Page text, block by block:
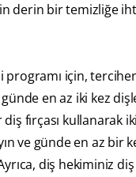
derin bir temizliğe
programı için,
en az iki kez
diş fırçası kullanarak
ve günde en az bir
diş hekiminiz diş